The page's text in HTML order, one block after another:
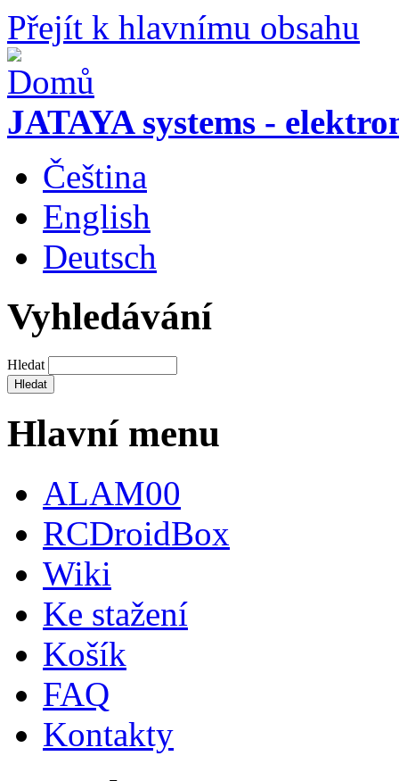
Přejít k hlavnímu obsahu
JATAYA systems -
Čeština
English
Deutsch
Vyhledávání
Hledat
Hlavní menu
ALAM00
RCDroidBox
Wiki
Ke stažení
Košík
FAQ
Kontakty